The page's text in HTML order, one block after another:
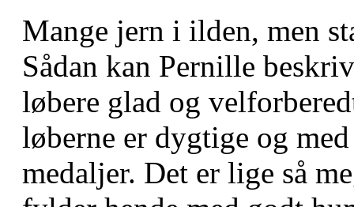
Mange jern i ilden, men
Sådan kan Pernille
løbere glad og
løberne er dygtige og
medaljer. Det er lige så